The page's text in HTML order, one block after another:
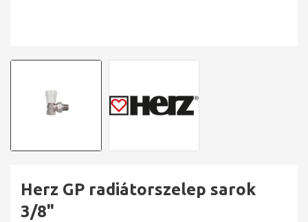
Herz GP radiátorszelep sarok
3/8"